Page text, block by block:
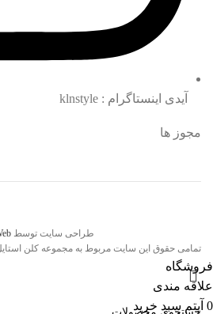
آیدی اینستاگرام : klnstyle
مجوز ها
طراحی سایت توسط
تمامی حقوق این سایت مربوط به مجموعه کلن
فروشگاه
علاقه مندی
0 آیتم سبد خرید